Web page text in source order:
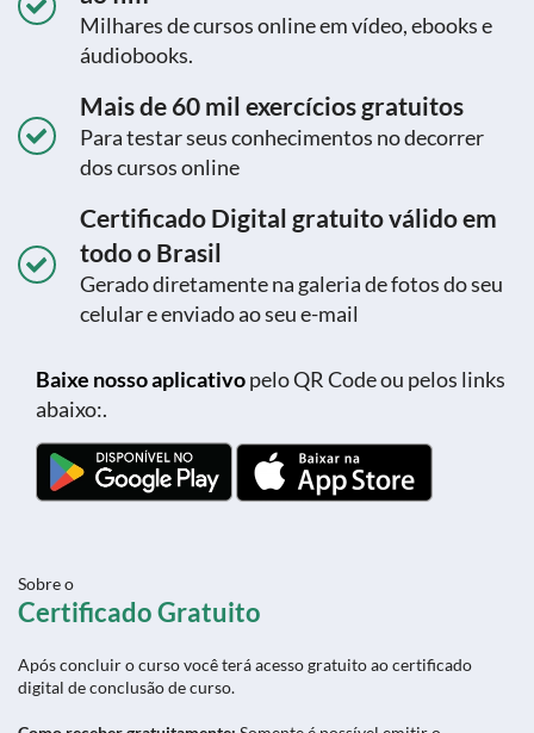
Milhares de cursos online em vídeo, ebooks e
áudiobooks.
Mais de 60 mil exercícios gratuitos
Para testar seus conhecimentos no decorrer
dos cursos online
Certificado Digital gratuito válido em
todo o Brasil
Gerado diretamente na galeria de fotos do seu
celular e enviado ao seu e-mail
Baixe nosso aplicativopelo QR Code ou pelos links
abaixo:.
Sobre o
Certificado Gratuito
Após concluir o curso você terá acesso gratuito ao certificado
digital de conclusão de curso.